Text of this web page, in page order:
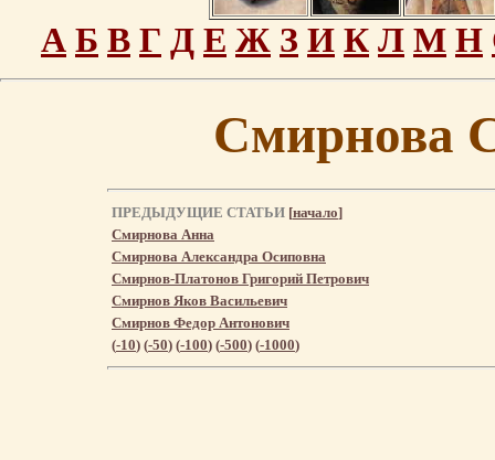
А Б В Г Д Е Ж З И К Л М Н
Смирнова
ПРЕДЫДУЩИЕ СТАТЬИ [начало]
Смирнова Анна
Смирнова Александра Осиповна
Смирнов-Платонов Григорий Петрович
Смирнов Яков Васильевич
Смирнов Федор Антонович
(-10) (-50) (-100) (-500) (-1000)